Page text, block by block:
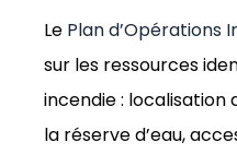
Le Plan d’Opérations
sur les ressources
incendie :
la réserve d’eau,